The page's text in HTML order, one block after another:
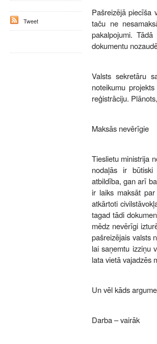
Pašreizējā piecīša
taču ne
pakalpojumi.
dokumentu
Valsts sekretāru
noteikumu
reģistrāciju.
Maksās nevērīgie
Tieslietu ministrija
nodaļās ir
atbildība, gan arī
ir laiks maksāt
atkārtoti
tagad tādi
mēdz nevērīgi
pašreizējais valsts
lai saņemtu izziņu
lata vietā vajadzēs
Un vēl kāds
Darba – vairāk
Tweet